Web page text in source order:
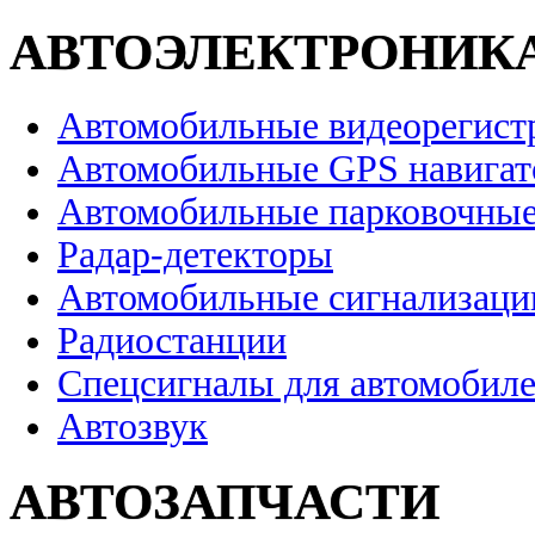
Автомобильные
Автомобильные GPS
Автомобильные
Радар-детекторы
Автомобильные
Радиостанции
Спецсигналы для
Автозвук
АВТОЗАПЧАСТИ